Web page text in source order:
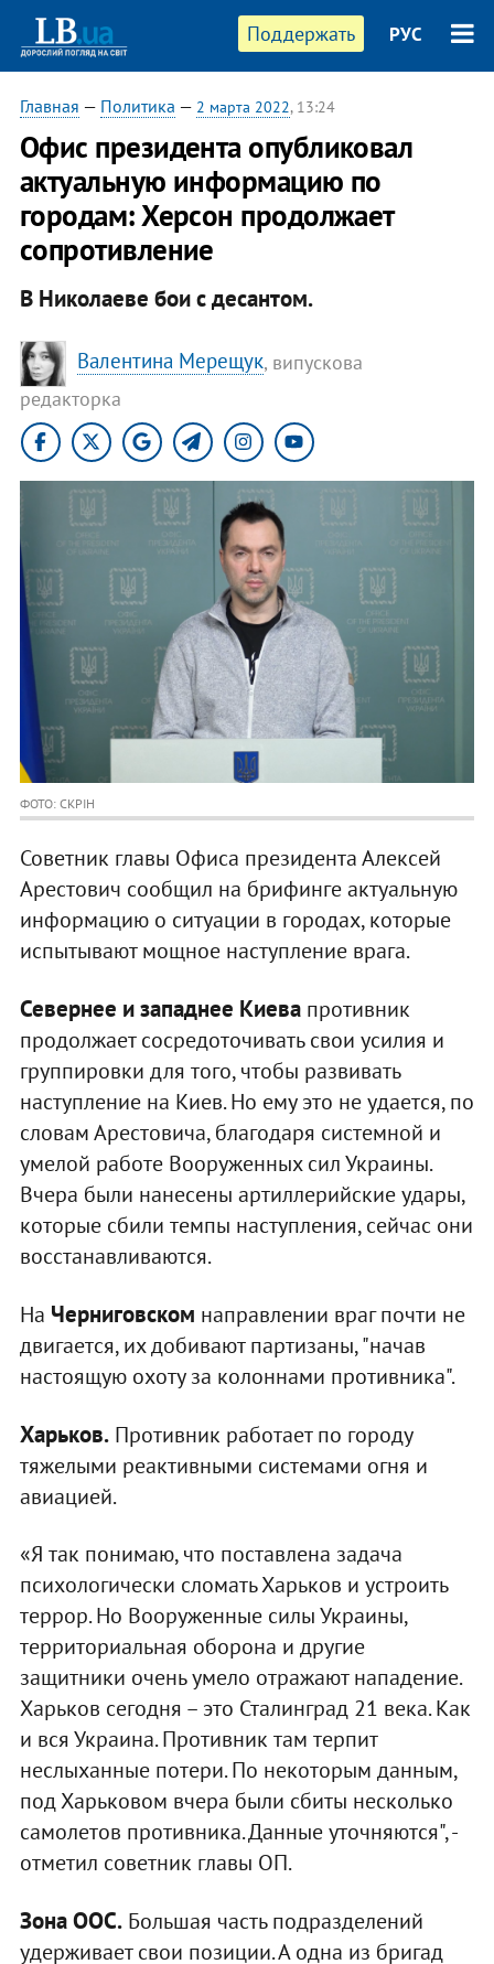
Поддержать РУС
Главная — Политика — 2 марта 2022, 13:24
Офис президента опубликовал
актуальную информацию по
городам: Херсон продолжает
сопротивление
В Николаеве бои с десантом.
Валентина Мерещук, випускова
редакторка
ФОТО: СКРІН
Советник главы Офиса президента Алексей
Арестович сообщил на брифинге актуальную
информацию о ситуации в городах, которые
испытывают мощное наступление врага.
Севернее и западнее Киевапротивник
продолжает сосредоточивать свои усилия и
группировки для того, чтобы развивать
наступление на Киев. Но ему это не удается, по
словам Арестовича, благодаря системной и
умелой работе Вооруженных сил Украины.
Вчера были нанесены артиллерийские удары,
которые сбили темпы наступления, сейчас они
восстанавливаются.
На Черниговском направлении враг почти не
двигается, их добивают партизаны, "начав
настоящую охоту за колоннами противника".
Харьков.Противник работает по городу
тяжелыми реактивными системами огня и
авиацией.
«Я так понимаю, что поставлена задача
психологически сломать Харьков и устроить
террор. Но Вооруженные силы Украины,
территориальная оборона и другие
защитники очень умело отражают нападение.
Харьков сегодня – это Сталинград 21 века. Как
и вся Украина. Противник там терпит
неслыханные потери. По некоторым данным,
под Харьковом вчера были сбиты несколько
самолетов противника. Данные уточняются", -
отметил советник главы ОП.
Зона ООС.Большая часть подразделений
удерживает свои позиции. А одна из бригад